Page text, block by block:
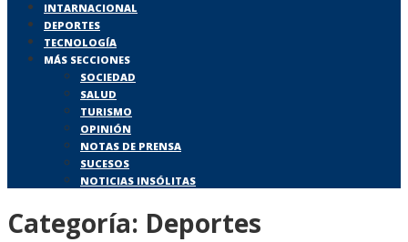
INTARNACIONAL
DEPORTES
TECNOLOGÍA
MÁS SECCIONES
SOCIEDAD
SALUD
TURISMO
OPINIÓN
NOTAS DE PRENSA
SUCESOS
NOTICIAS INSÓLITAS
Categoría: Deportes